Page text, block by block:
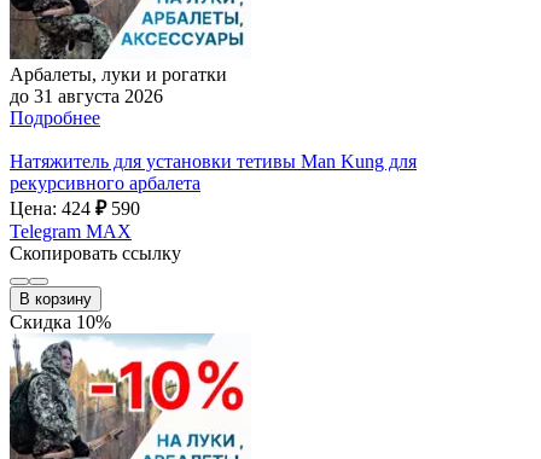
Арбалеты, луки и рогатки
до 31 августа 2026
Подробнее
Натяжитель для установки тетивы Man Kung для
рекурсивного арбалета
Цена: 424 ₽ 590
Telegram MAX
Скопировать ссылку
В корзину
Скидка 10%